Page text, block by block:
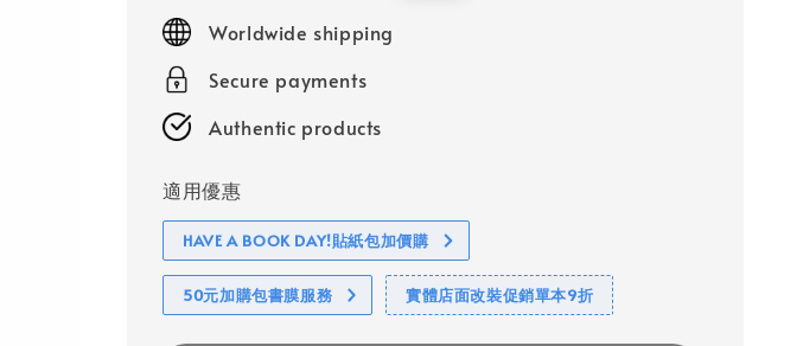
price
Worldwide shipping
Secure payments
Authentic products
適用優惠
HAVE A BOOK DAY!貼紙包加價購
50元加購包書膜服務 實體店面改裝促銷單本9折